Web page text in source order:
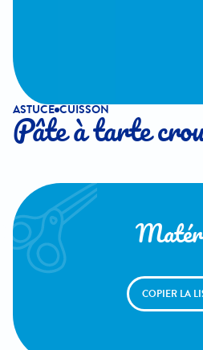
ASTUCE CUISSON
Pâte à tarte
COPIER LA